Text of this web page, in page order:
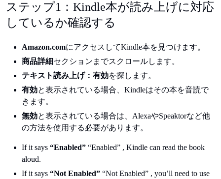
ステップ1：Kindle本が読み上げに対応
しているか確認する
Amazon.comにアクセスしてKindle本を見つけます。
商品詳細セクションまでスクロールします。
テキスト読み上げ：有効を探します。
有効と表示されている場合、Kindleはその本を音読で
きます。
無効と表示されている場合は、AlexaやSpeaktorなど他
の方法を使用する必要があります。
If it says “Enabled” “Enabled” , Kindle can read the book
aloud.
If it says “Not Enabled” “Not Enabled” , you’ll need to use